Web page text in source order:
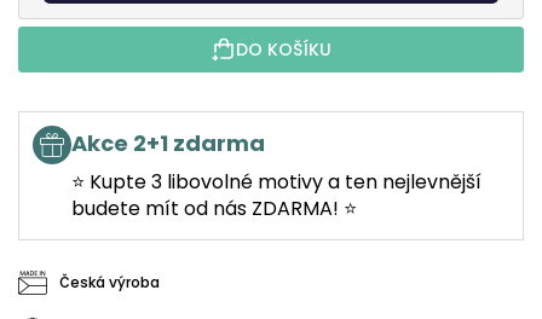
DO KOŠÍKU
Akce 2+1 zdarma
⭐ Kupte 3 libovolné motivy a ten nejlevnější
budete mít od nás ZDARMA! ⭐
Česká výroba